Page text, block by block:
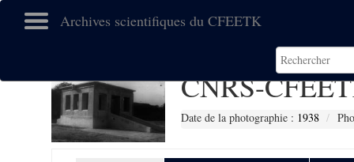
Archives scientifiques du CFEETK
CNRS-
Date de la photographie : 1938